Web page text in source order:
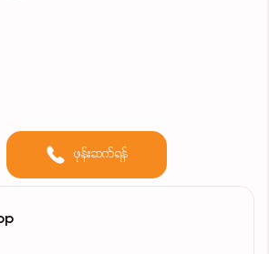
ဖုန်းဆက်ရန်